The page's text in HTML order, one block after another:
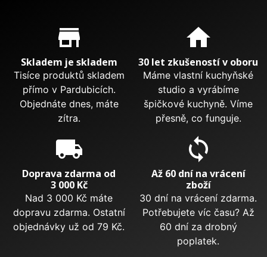
Proč nakupovat u nás?
store_mall_directory
Skladem je skladem
Tisíce produktů skladem
přímo v Pardubicích.
Objednáte dnes, máte
zítra.
home
30 let zkušeností v oboru
Máme vlastní kuchyňské
studio a vyrábíme
špičkové kuchyně. Víme
přesně, co funguje.
local_shipping
Doprava zdarma od
3 000 Kč
Nad 3 000 Kč máte
dopravu zdarma. Ostatní
objednávky už od 79 Kč.
sync
Až 60 dní na vrácení
zboží
30 dní na vrácení zdarma.
Potřebujete víc času? Až
60 dní za drobný
poplatek.